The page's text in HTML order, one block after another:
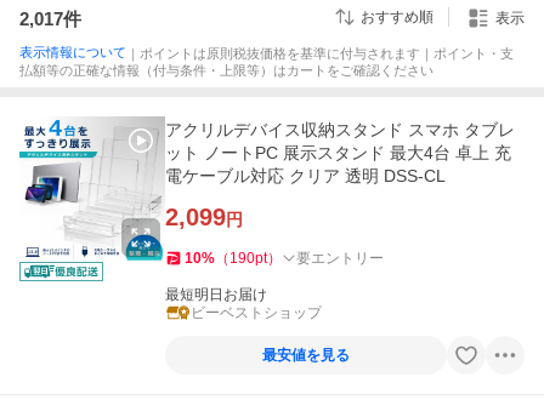
2,017件 おすすめ順 表示
表示情報について ｜ポイントは原則税抜価格を基準に付与されます｜ポイント・支
払額等の正確な情報（付与条件・上限等）はカートをご確認ください
アクリルデバイス収納スタンド スマホ タブレ
ット ノートPC 展示スタンド 最大4台 卓上 充
電ケーブル対応 クリア 透明 DSS-CL
2,099円
10% （ 190pt） 要エントリー
最短明日お届け
ビーベストショップ
最安値を見る